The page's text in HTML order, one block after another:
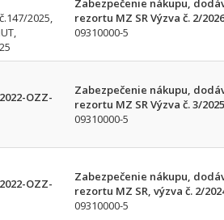
2025,
Zabezpečenie nákupu,
rezortu MZ SR Výzva č. 2/2026
09310000-5
OZZ-
Zabezpečenie nákupu,
rezortu MZ SR Výzva č. 3/2025
09310000-5
OZZ-
Zabezpečenie nákupu,
rezortu MZ SR, výzva č. 2/
09310000-5